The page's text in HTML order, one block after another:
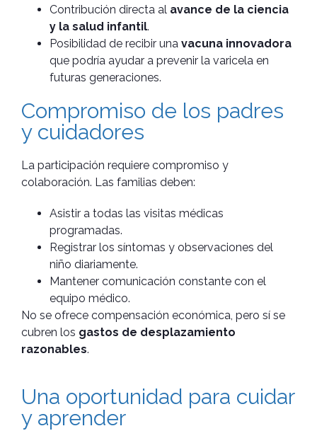
Contribución directa al avance de la ciencia
y la salud infantil.
Posibilidad de recibir una vacuna innovadora
que podría ayudar a prevenir la varicela en
futuras generaciones.
Compromiso de los padres
y cuidadores
La participación requiere compromiso y
colaboración. Las familias deben:
Asistir a todas las visitas médicas
programadas.
Registrar los síntomas y observaciones del
niño diariamente.
Mantener comunicación constante con el
equipo médico.
No se ofrece compensación económica, pero sí se
cubren los gastos de desplazamiento
razonables.
Una oportunidad para cuidar
y aprender